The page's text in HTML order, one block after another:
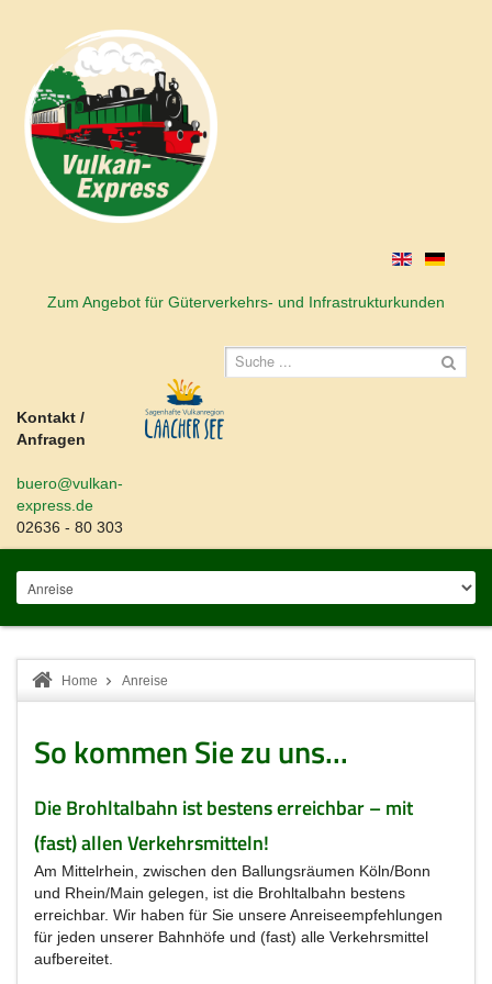
Zum Angebot für Güterverkehrs- und Infrastrukturkunden
Kontakt /
Anfragen
buero@vulkan-
express.de
02636 - 80 303
Home Anreise
So kommen Sie zu uns...
Die Brohltalbahn ist bestens erreichbar – mit
(fast) allen Verkehrsmitteln!
Am Mittelrhein, zwischen den Ballungsräumen Köln/Bonn
und Rhein/Main gelegen, ist die Brohltalbahn bestens
erreichbar. Wir haben für Sie unsere Anreiseempfehlungen
für jeden unserer Bahnhöfe und (fast) alle Verkehrsmittel
aufbereitet.